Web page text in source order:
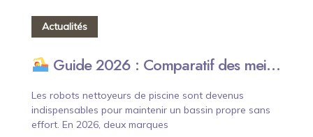
Actualités
Guide 2026 : Comparatif des meilleurs robots nettoyeurs de piscine.
Les robots nettoyeurs de piscine sont devenus
indispensables pour maintenir un bassin propre sans
effort. En 2026, deux marques